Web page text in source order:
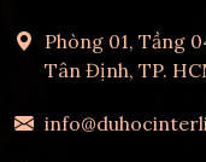
Phòng 01, Tầng
Tân Định, TP.